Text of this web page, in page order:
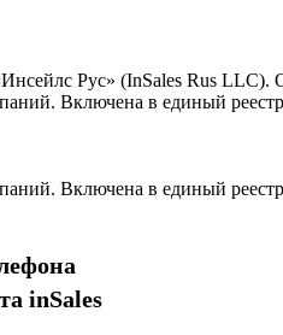
Рус» (InSales Rus LLC).
Включена в единый
Включена в единый
inSales